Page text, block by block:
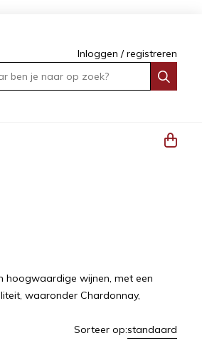
Inloggen /registreren
ben je naar op zoek?
hoogwaardige wijnen, met een
waaronder Chardonnay,
Sorteer op:standaard